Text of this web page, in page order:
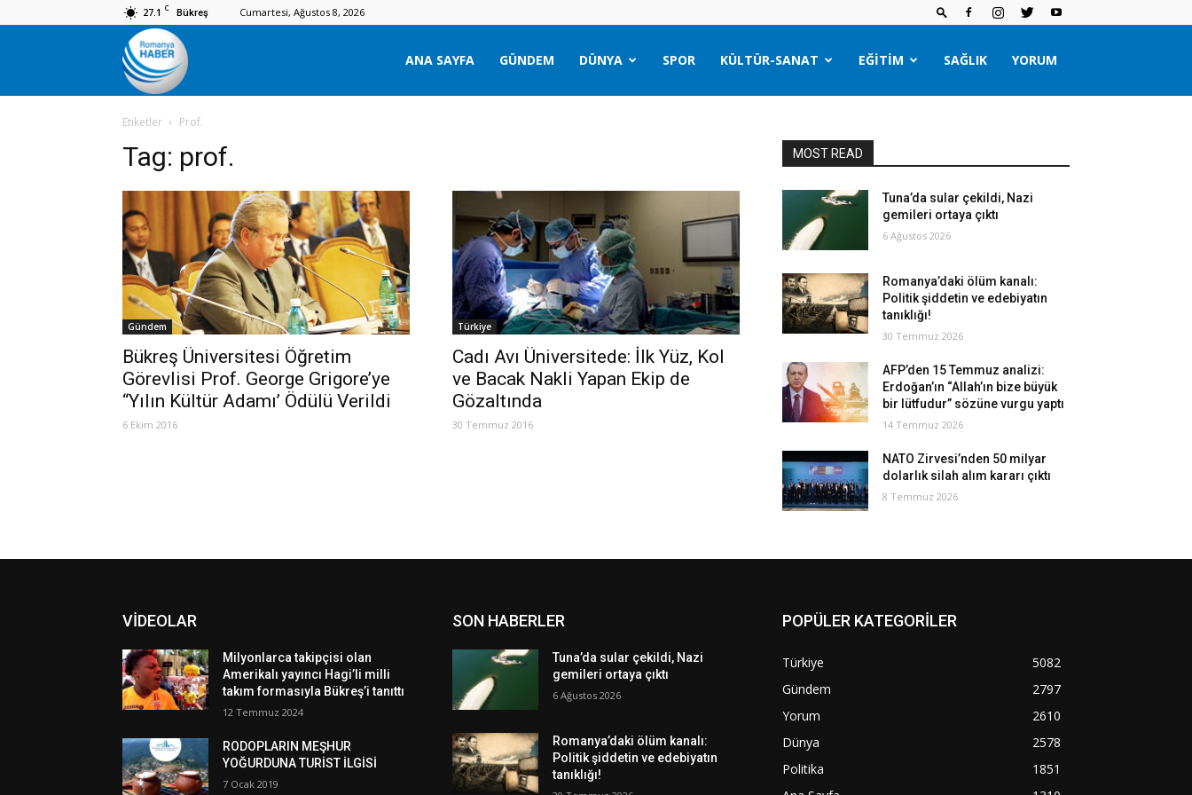
27.1 C Bükreş Cumartesi, Ağustos 8, 2026
Romanya
Haber
ANA SAYFA GÜNDEM DÜNYA SPOR KÜLTÜR-SANAT EĞITIM SAĞLIK YORUM
Etiketler Prof.
Tag: prof.
Gündem
Bükreş Üniversitesi Öğretim
Görevlisi Prof. George Grigore’ye
“Yılın Kültür Adamı’ Ödülü Verildi
6 Ekim 2016
Türkiye
Cadı Avı Üniversitede: İlk Yüz, Kol
ve Bacak Nakli Yapan Ekip de
Gözaltında
30 Temmuz 2016
MOST READ
Tuna’da sular çekildi, Nazi
gemileri ortaya çıktı
6 Ağustos 2026
Romanya’daki ölüm kanalı:
Politik şiddetin ve edebiyatın
tanıklığı!
30 Temmuz 2026
AFP’den 15 Temmuz analizi:
Erdoğan’ın “Allah’ın bize büyük
bir lütfudur” sözüne vurgu yaptı
14 Temmuz 2026
NATO Zirvesi’nden 50 milyar
dolarlık silah alım kararı çıktı
8 Temmuz 2026
VİDEOLAR
Milyonlarca takipçisi olan
Amerikalı yayıncı Hagi’li milli
takım formasıyla Bükreş’i tanıttı
12 Temmuz 2024
RODOPLARIN MEŞHUR
YOĞURDUNA TURİST İLGİSİ
7 Ocak 2019
SON HABERLER
Tuna’da sular çekildi, Nazi
gemileri ortaya çıktı
6 Ağustos 2026
Romanya’daki ölüm kanalı:
Politik şiddetin ve edebiyatın
tanıklığı!
POPÜLER KATEGORİLER
Türkiye
5082
Gündem
2797
Yorum
2610
Dünya
2578
Politika
1851